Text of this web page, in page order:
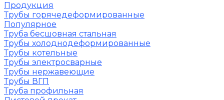
Продукция
Трубы горячедеформированные
Популярное
Труба бесшовная стальная
Трубы холоднодеформированные
Трубы котельные
Трубы электросварные
Трубы нержавеющие
Трубы ВГП
Труба профильная